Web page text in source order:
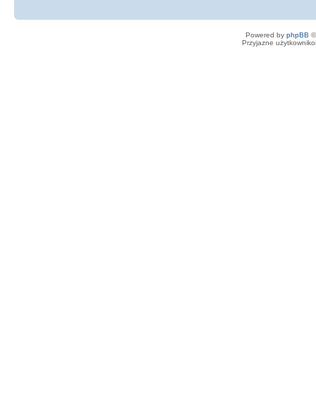
returnsInfo;
Powered by phpBB
Przyjazne